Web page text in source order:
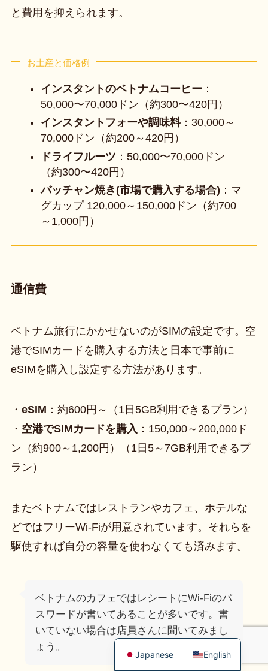
と費用を抑えられます。
お土産と価格例
インスタントのベトナムコーヒー ：
50,000〜70,000ドン（約300〜420円）
インスタントフォーや調味料：30,000～
70,000ドン（約200～420円）
ドライフルーツ ：50,000〜70,000ドン
（約300〜420円）
バッチャン焼き(市場で購入する場合) ：マ
グカップ 120,000～150,000ドン（約700
～1,000円）
通信費
ベトナム旅行にかかせないのがSIMの設定です。空
港でSIMカードを購入する方法と日本で事前に
eSIMを購入し設定する方法があります。
・ eSIM ：約600円～（1日5GB利用できるプラン）
・ 空港でSIMカードを購入 ：150,000～200,000ド
ン（約900～1,200円）（1日5～7GB利用できるプ
ラン）
またベトナムではレストランやカフェ、ホテルな
どではフリーWi-Fiが用意されています。それらを
駆使すれば自分の容量を使わなくても済みます。
ベトナムのカフェではレシートにWi-Fiのパ
スワードが書いてあることが多いです。書
いていない場合は店員さんに聞いてみまし
ょう。
Japanese English